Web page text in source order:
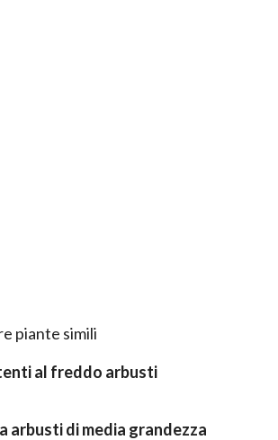
piante simili
al freddo arbusti
arbusti di media grandezza